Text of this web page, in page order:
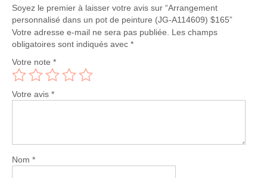
Soyez le premier à laisser votre avis sur “Arrangement
personnalisé dans un pot de peinture (JG-A114609) $165”
Votre adresse e-mail ne sera pas publiée.
Les champs
obligatoires sont indiqués avec *
Votre note *
Votre avis *
Nom *